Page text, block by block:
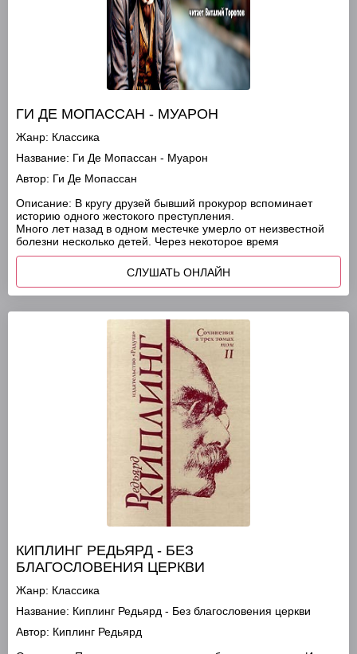
ГИ ДЕ МОПАССАН - МУАРОН
Жанр: Классика
Название: Ги Де Мопассан - Муарон
Автор: Ги Де Мопассан
Описание: В кругу друзей бывший прокурор вспоминает
историю одного жестокого преступления.
Много лет назад в одном местечке умерло от неизвестной
болезни несколько детей. Через некоторое время
СЛУШАТЬ ОНЛАЙН
КИПЛИНГ РЕДЬЯРД - БЕЗ
БЛАГОСЛОВЕНИЯ ЦЕРКВИ
Жанр: Классика
Название: Киплинг Редьярд - Без благословения церкви
Автор: Киплинг Редьярд